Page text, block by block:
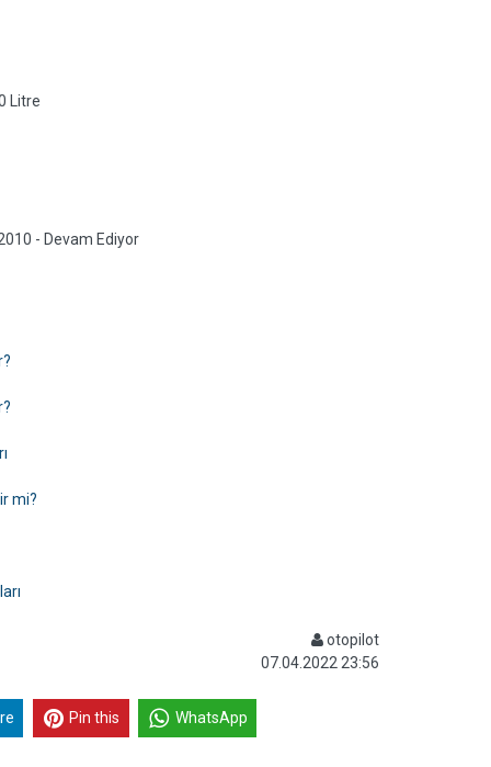
Litre
- Devam Ediyor
mi?
otopilot
07.04.2022 23:56
Pin this WhatsApp